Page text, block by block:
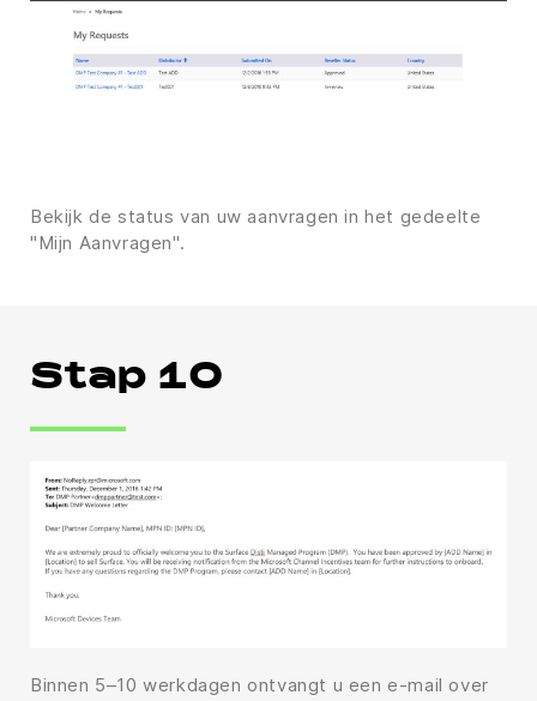
Bekijk de status van uw aanvragen in het gedeelte
"Mijn Aanvragen".
Stap 10
Binnen 5–10 werkdagen ontvangt u een e-mail over